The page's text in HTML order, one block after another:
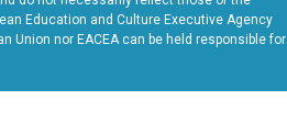
Education and Culture Executive Agency
Union nor EACEA can be held responsible for